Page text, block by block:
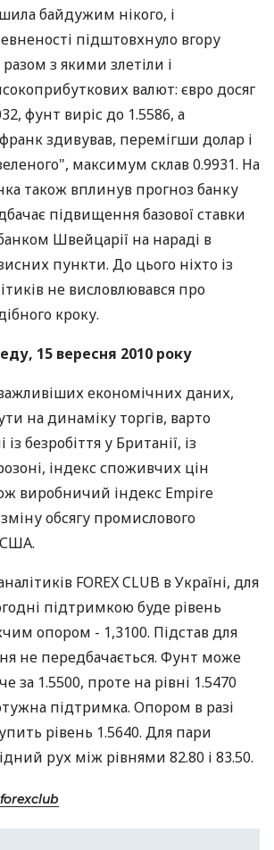
байдужим нікого, і
підштовхнуло вгору
з якими злетіли і
валют: євро досяг
фунт виріс до 1.5586, а
здивував, перемігши долар і
максимум склав 0.9931. На
також вплинув прогноз банку
підвищення базової ставки
Швейцарії на нараді в
пункти. До цього ніхто із
не висловлювався про
кроку.
15 вересня 2010 року
економічних даних,
на динаміку торгів, варто
безробіття у Британії, із
індекс споживчих цін
виробничий індекс Empire
обсягу промислового
FOREX CLUB в Україні, для
підтримкою буде рівень
опором - 1,3100. Підстав для
не передбачається. Фунт може
за 1.5500, проте на рівні 1.5470
підтримка. Опором в разі
рівень 1.5640. Для пари
рух між рівнями 82.80 і 83.50.
forexclub